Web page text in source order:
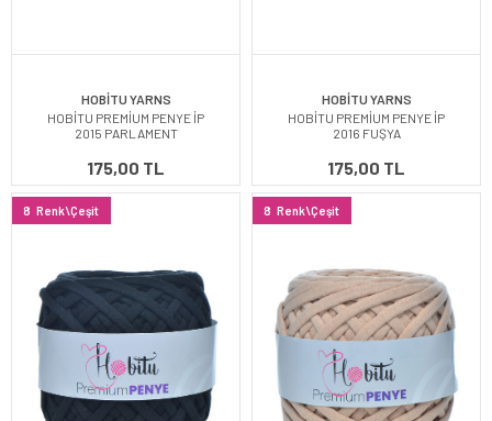
HOBİTU YARNS
HOBİTU PREMİUM PENYE İP
2015 PARLAMENT
175,00 TL
HOBİTU YARNS
HOBİTU PREMİUM PENYE İP
2016 FUŞYA
175,00 TL
8 Renk\Çeşit 8 Renk\Çeşit